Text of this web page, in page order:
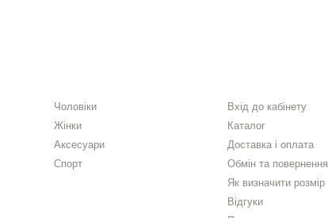
Чоловіки
Жінки
Аксесуари
Спорт
Вхід до кабінету
Каталог
Доставка і оплата
Обмін та повернення
Як визначити розмір
Відгуки